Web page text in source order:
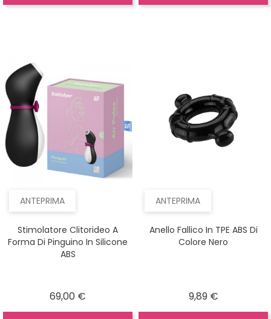
ANTEPRIMA
Stimolatore Clitorideo A
Forma Di Pinguino In Silicone
ABS
69,00 €
ANTEPRIMA
Anello Fallico In TPE ABS Di
Colore Nero
9,89 €Prezzo